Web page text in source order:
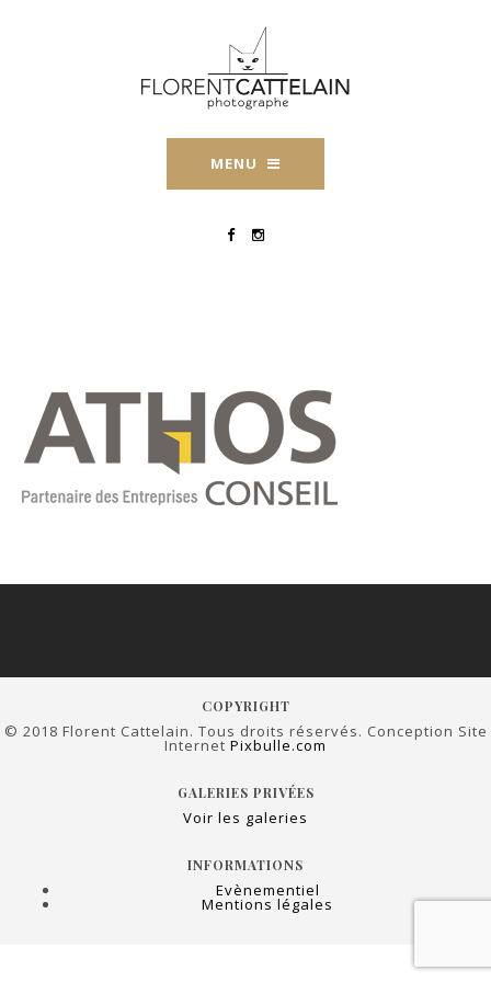
MENU
COPYRIGHT
© 2018 Florent Cattelain. Tous droits réservés. Conception Site
Internet Pixbulle.com
GALERIES PRIVÉES
Voir les galeries
INFORMATIONS
Evènementiel
Mentions légales